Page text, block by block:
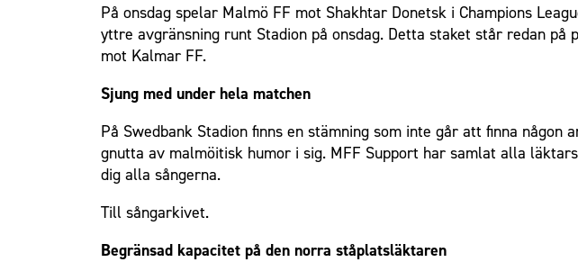
På onsdag spelar Malmö FF mot Shakhtar Donetsk i Champions
yttre avgränsning runt Stadion på onsdag. Detta staket står redan
mot Kalmar FF.
Sjung med under hela matchen
På Swedbank Stadion finns en stämning som inte går att finna
gnutta av malmöitisk humor i sig. MFF Support har samlat alla
dig alla sångerna.
Till sångarkivet.
Begränsad kapacitet på den norra ståplatsläktaren